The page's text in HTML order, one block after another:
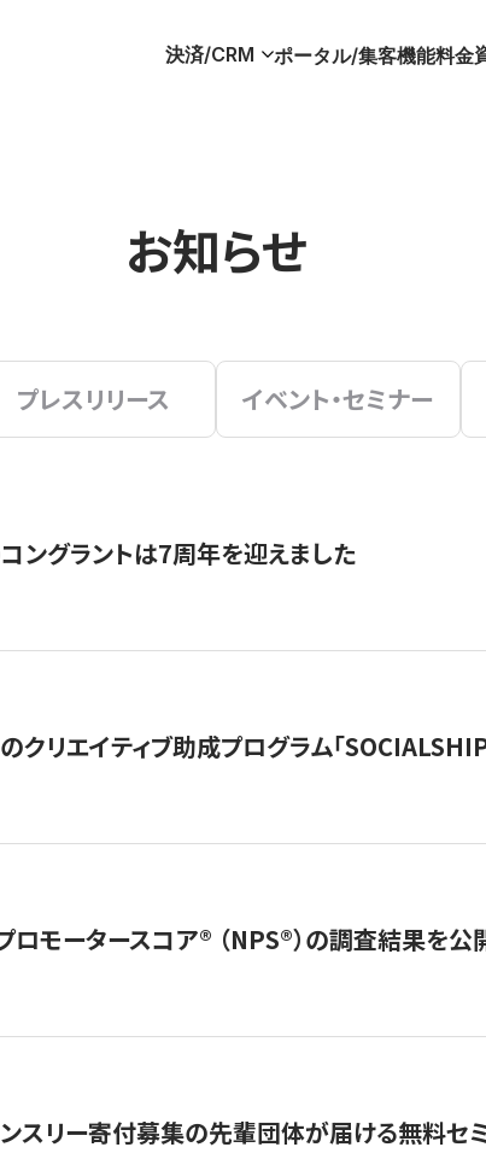
決済/CRM ポータル/集客機能料金
お知らせ
プレスリリース イベント・セミナー
ングラントは7周年を迎えました
クリエイティブ助成プログラム「
モータースコア®︎ （NPS®︎）の調査結果を公
ンスリー寄付募集の先輩団体が届ける無料セ